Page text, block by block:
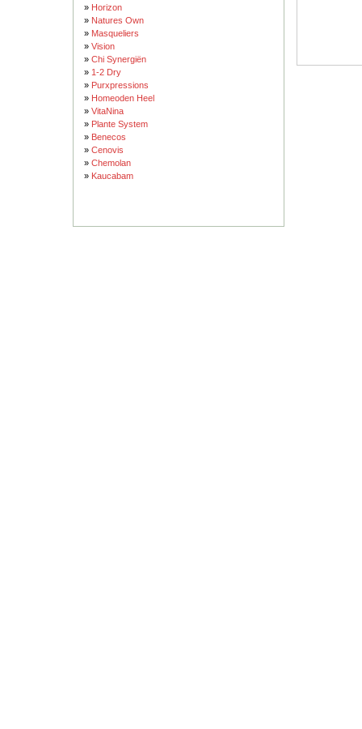
» Horizon
» Natures Own
» Masqueliers
» Vision
» Chi Synergiën
» 1-2 Dry
» Purxpressions
» Homeoden Heel
» VitaNina
» Plante System
» Benecos
» Cenovis
» Chemolan
» Kaucabam